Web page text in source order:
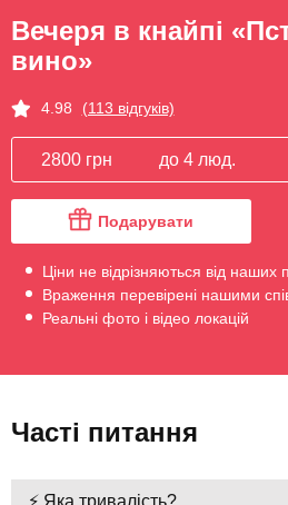
Вечеря в кнайпі
вино»
4.98 (113 відгуків)
2800 грн до 4 люд.
Подарувати
Ціни не відрізняються від наших
Враження перевірені нашими
Реальні фото і відео локацій
Часті питання
⚡ Яка тривалість?